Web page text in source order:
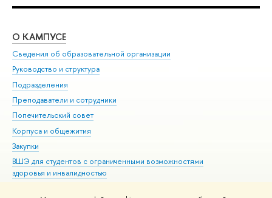
О КАМПУСЕ
Сведения об образовательной организации
Руководство и структура
Подразделения
Преподаватели и сотрудники
Попечительский совет
Корпуса и общежития
Закупки
ВШЭ для студентов с ограниченными возможностями
здоровья и инвалидностью